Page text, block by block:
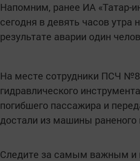
Напомним, ранее ИА «Татар-
сегодня в девять часов
результате аварии один
На месте сотрудники ПСЧ
гидравлического
погибшего пассажира и
достали из машины раненого
Следите за самым важным и